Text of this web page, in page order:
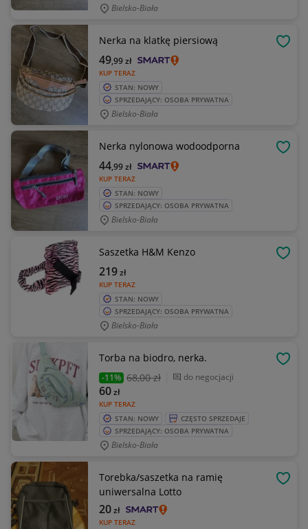
Bielsko-Biała
Nerka na klatkę piersiową
KUP TERAZ
49,99zł
STAN: NOWY
SPRZEDAJĄCY: OSOBA PRYWATNA
Bielsko-Biała
Nerka nylonowa wodoodporna
KUP TERAZ
44,99zł
STAN: NOWY
SPRZEDAJĄCY: OSOBA PRYWATNA
Bielsko-Biała
Saszetka H&M Kenzo
KUP TERAZ
219zł
STAN: NOWY
SPRZEDAJĄCY: OSOBA PRYWATNA
Bielsko-Biała
Torba na biodro, nerka.
-11% 68,00 zł do negocjacji
KUP TERAZ
60zł
STAN: NOWY
CZĘSTO SPRZEDAJE
SPRZEDAJĄCY: OSOBA PRYWATNA
Bielsko-Biała
Torebka/saszetka na ramię
uniwersalna Lotto
KUP TERAZ
20zł